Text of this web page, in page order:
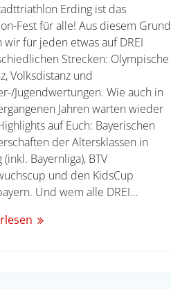
Erding ist das
Fest für alle! Aus diesem Grund
wir für jeden etwas auf DREI
Strecken: Olympische
Volksdistanz und
Jugendwertungen. Wie auch in
Jahren warten wieder
auf Euch: Bayerischen
der Altersklassen in
(inkl. Bayernliga), BTV
und den KidsCup
Und wem alle DREI…